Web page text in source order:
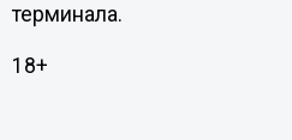
терминала.
18+